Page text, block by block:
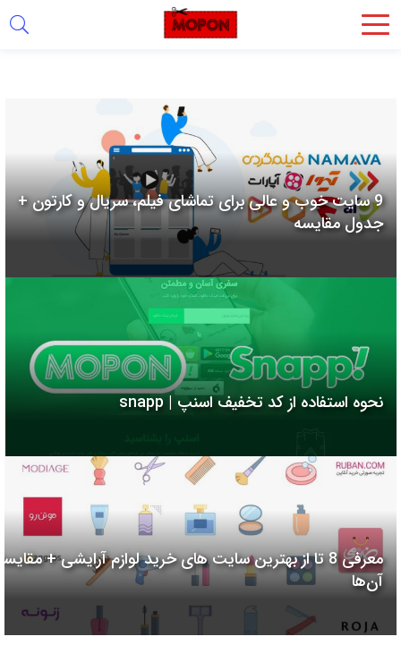
اشتراک
از
روش‌های
زیر
می‌توانید
صفحه
دوستان
خود
به
بگذارید.
لینک
9 سایت خوب و عالی برای تماشای فیلم، سریال و کارتون +
جدول مقایسه
نحوه استفاده از کد تخفیف اسنپ | snapp
معرفی 8 تا از بهترین سایت های خرید لوازم آرایشی +
آن‌ها